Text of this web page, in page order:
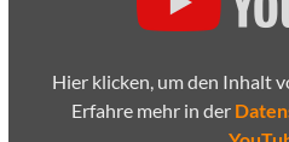
Hier klicken, um den Inhalt
Erfahre mehr in der